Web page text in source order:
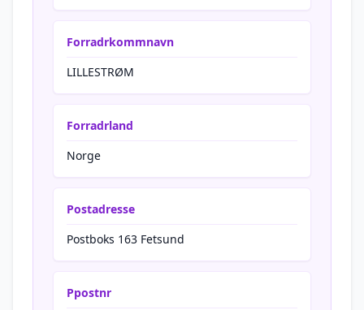
Forradrkommnavn
LILLESTRØM
Forradrland
Norge
Postadresse
Postboks 163 Fetsund
Ppostnr